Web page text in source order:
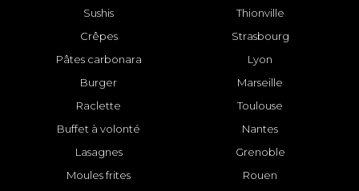
Sushis
Crêpes
Pâtes carbonara
Burger
Raclette
Buffet à volonté
Lasagnes
Moules frites
Thionville
Strasbourg
Lyon
Marseille
Toulouse
Nantes
Grenoble
Rouen